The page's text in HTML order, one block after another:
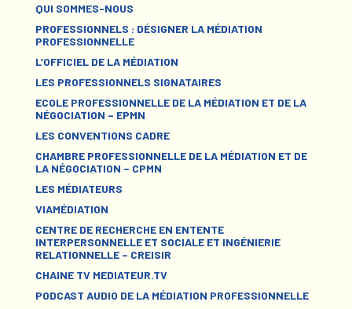
QUI SOMMES-NOUS
PROFESSIONNELS : DÉSIGNER LA MÉDIATION
PROFESSIONNELLE
L’OFFICIEL DE LA MÉDIATION
LES PROFESSIONNELS SIGNATAIRES
ECOLE PROFESSIONNELLE DE LA MÉDIATION ET DE LA
NÉGOCIATION – EPMN
LES CONVENTIONS CADRE
CHAMBRE PROFESSIONNELLE DE LA MÉDIATION ET DE
LA NÉGOCIATION – CPMN
LES MÉDIATEURS
VIAMÉDIATION
CENTRE DE RECHERCHE EN ENTENTE
INTERPERSONNELLE ET SOCIALE ET INGÉNIERIE
RELATIONNELLE – CREISIR
CHAINE TV MEDIATEUR.TV
PODCAST AUDIO DE LA MÉDIATION PROFESSIONNELLE